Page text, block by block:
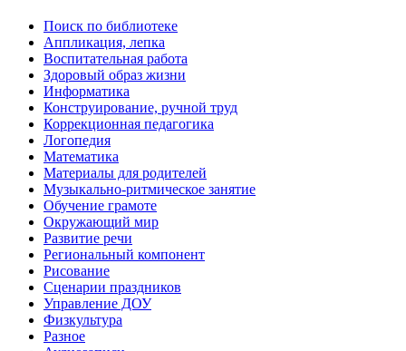
Поиск по библиотеке
Аппликация, лепка
Воспитательная работа
Здоровый образ жизни
Информатика
Конструирование, ручной труд
Коррекционная педагогика
Логопедия
Математика
Материалы для родителей
Музыкально-ритмическое занятие
Обучение грамоте
Окружающий мир
Развитие речи
Региональный компонент
Рисование
Сценарии праздников
Управление ДОУ
Физкультура
Разное